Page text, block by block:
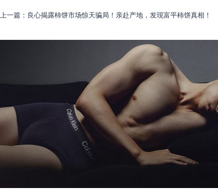
上一篇 ： 良心揭露柿饼市场惊天骗局！亲赴产地，发现富平柿饼真相！